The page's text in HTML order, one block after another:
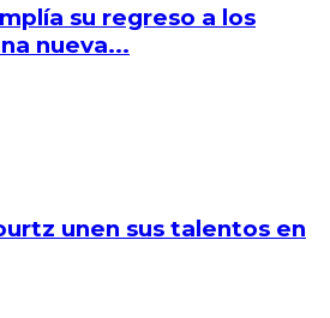
su regreso a los
nueva...
unen sus talentos en